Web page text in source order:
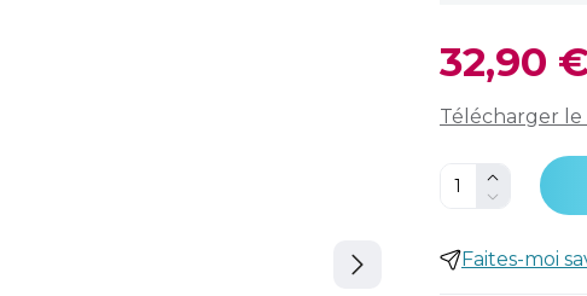
32,90
Télécharger
Faites-moi